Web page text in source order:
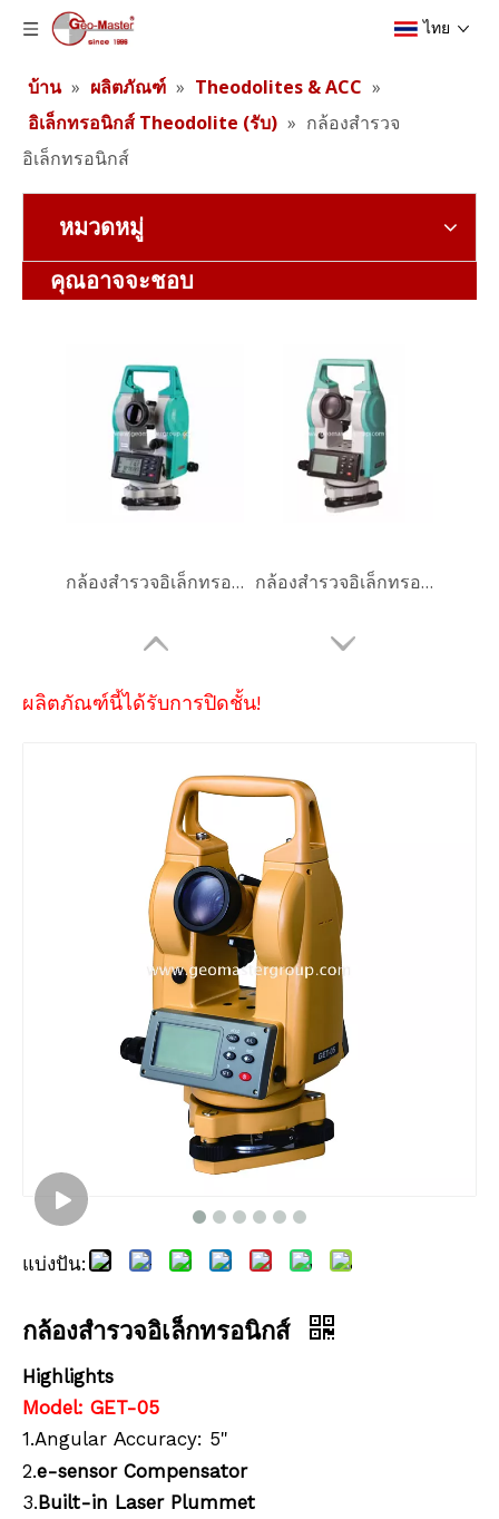
ไทย
บ้าน » ผลิตภัณฑ์ » Theodolites & ACC »
อิเล็กทรอนิกส์ Theodolite (รับ) » กล้องสำรวจ
อิเล็กทรอนิกส์
หมวดหมู่
คุณอาจจะชอบ
กล้องสำรวจอิเล็กทรอนิกส์ กล้องสำรวจอิเล็กทรอนิกส์
กล้องสำรวจอิเล็กทรอนิกส์
ผลิตภัณฑ์นี้ได้รับการปิดชั้น!
แบ่งปัน:
กล้องสำรวจอิเล็กทรอนิกส์
Highlights
Model: GET-05
1.Angular Accuracy: 5"
2.e-sensor Compensator
3.Built-in Laser Plummet